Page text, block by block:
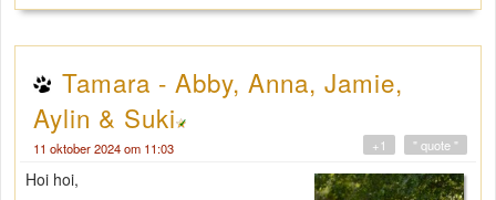
Tamara - Abby, Anna, Jamie,
Aylin & Suki
11 oktober 2024 om 11:03 " quote "
+1
Hoi hoi,